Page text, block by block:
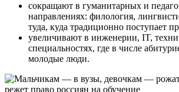
сокращают в гуманитарных и
направлениях: филология,
туда, куда традиционно поступает
увеличивают в инженерии, IT,
специальностях, где в числе
молодые люди.